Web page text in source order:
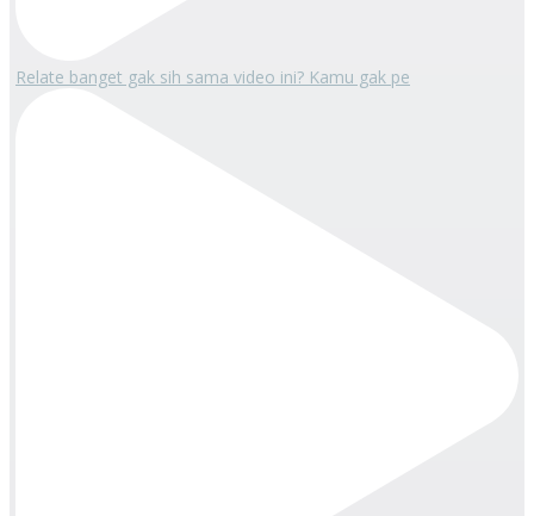
Relate banget gak sih sama video ini? Kamu gak pe